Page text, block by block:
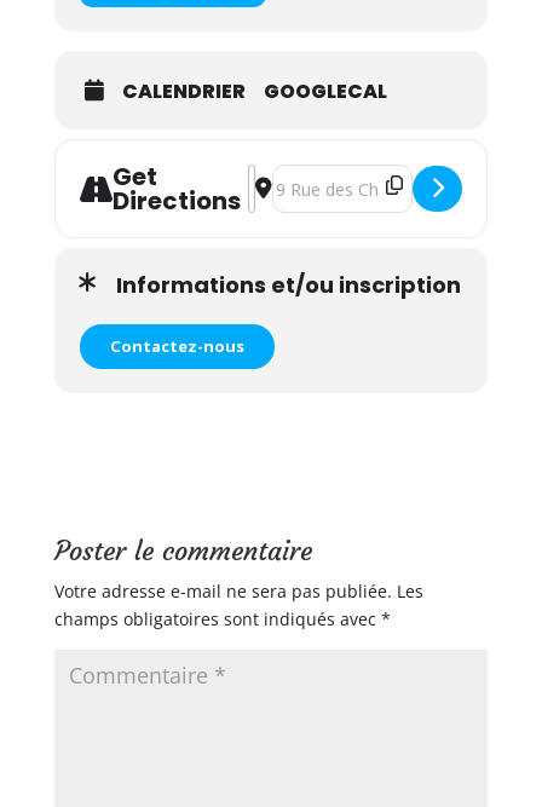
CALENDRIER GOOGLECAL
Get
Directions
Address - Atelier Signe le
Destination Address - Atelier
Informations et/ou inscription
Contactez-nous
Poster le commentaire
Votre adresse e-mail ne sera pas publiée. Les
champs obligatoires sont indiqués avec *